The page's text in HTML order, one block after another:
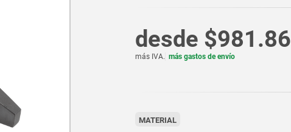
desde $981.86
más IVA. más gastos de envío
MATERIAL